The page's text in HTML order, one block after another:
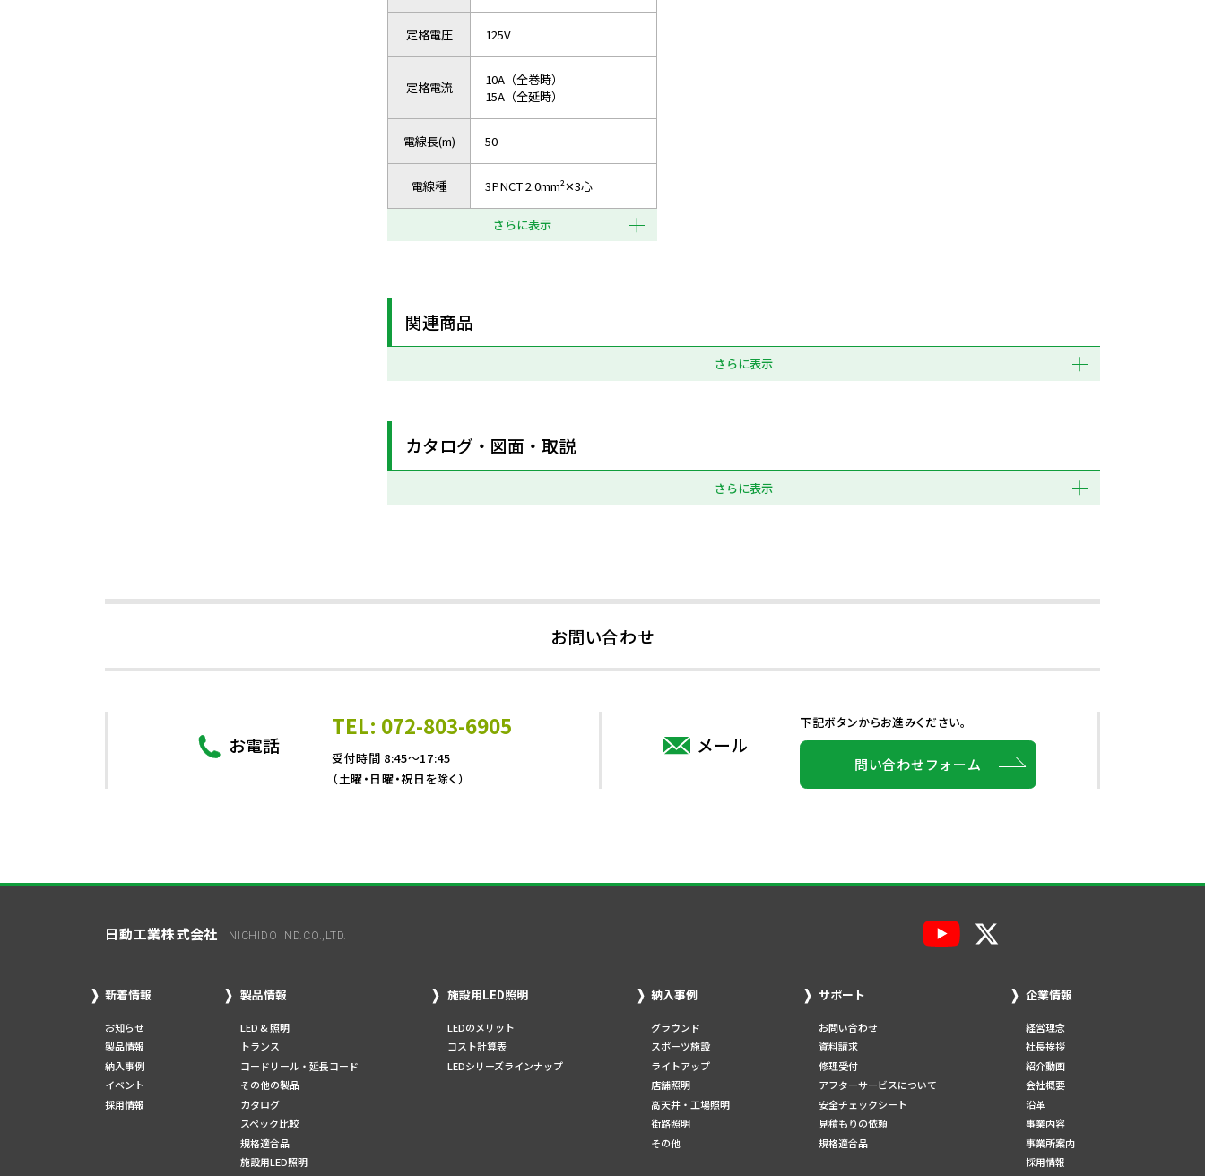
定格電圧 125V
定格電流
10A（全巻時）
15A（全延時）
電線長(m) 50
電線種 3PNCT 2.0mm²✕3心
さらに表示
関連商品
さらに表示
カタログ・図面・取説
さらに表示
お問い合わせ
お電話
TEL: 072-803-6905
受付時間 8:45～17:45
（土曜・日曜・祝日を除く）
メール
下記ボタンからお進みください。
問い合わせフォーム
日動工業株式会社 NICHIDO IND.CO.,LTD.
新着情報
お知らせ
製品情報
納入事例
イベント
採用情報
製品情報
LED & 照明
トランス
コードリール・延長コード
その他の製品
カタログ
スペック比較
規格適合品
施設用LED照明
施設用LED照明
LEDのメリット
コスト計算表
LEDシリーズラインナップ
納入事例
グラウンド
スポーツ施設
ライトアップ
店舗照明
高天井・工場照明
街路照明
その他
サポート
お問い合わせ
資料請求
修理受付
アフターサービスについて
安全チェックシート
見積もりの依頼
規格適合品
企業情報
経営理念
社長挨拶
紹介動画
会社概要
沿革
事業内容
事業所案内
採用情報